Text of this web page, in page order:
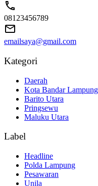
08123456789
emailsaya@gmail.com
Kategori
Daerah
Kota Bandar Lampung
Barito Utara
Pringsewu
Maluku Utara
Label
Headline
Polda Lampung
Pesawaran
Unila